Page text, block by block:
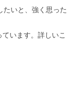
たいと、強く思った
います。詳しいこ